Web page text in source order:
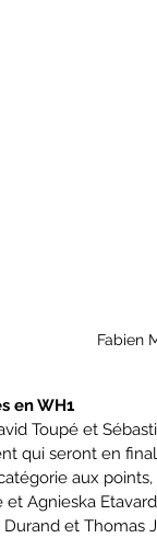
Fabien
en WH1
Toupé et
qui seront en
aux
Agnieska
et Thomas